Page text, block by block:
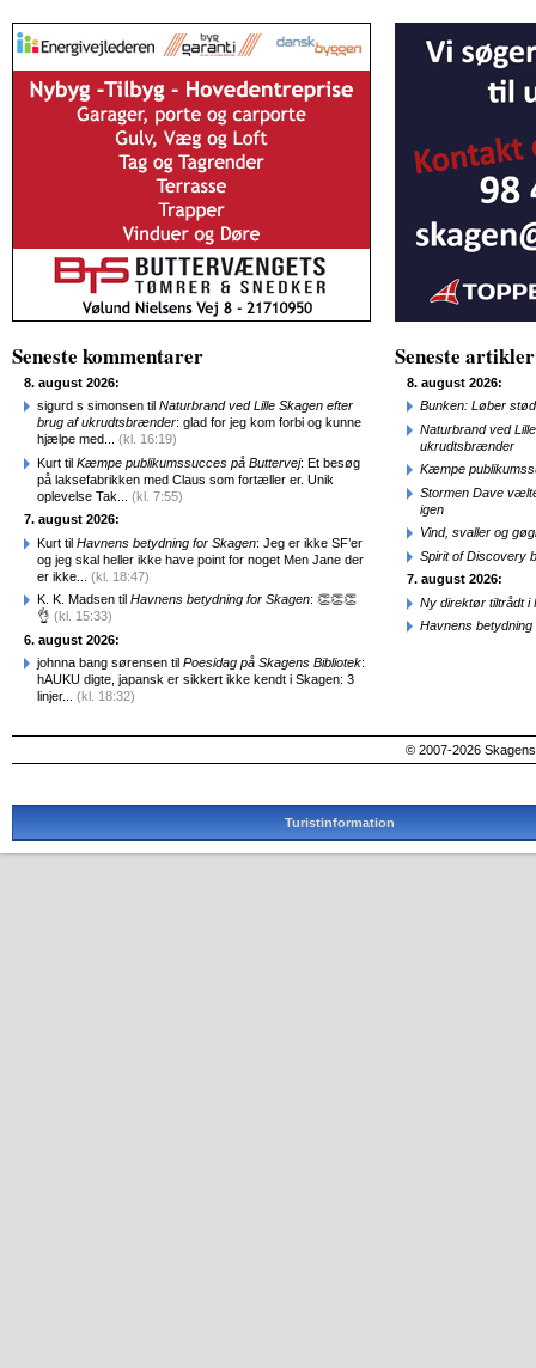
Seneste kommentarer
8. august 2026:
sigurd s simonsen til Naturbrand ved Lille Skagen efter
brug af ukrudtsbrænder: glad for jeg kom forbi og kunne
hjælpe med... (kl. 16:19)
Kurt til Kæmpe publikumssucces på Buttervej: Et besøg
på laksefabrikken med Claus som fortæller er. Unik
oplevelse Tak... (kl. 7:55)
7. august 2026:
Kurt til Havnens betydning for Skagen: Jeg er ikke SF’er
og jeg skal heller ikke have point for noget Men Jane der
er ikke... (kl. 18:47)
K. K. Madsen til Havnens betydning for Skagen: 👏👏👏
👌 (kl. 15:33)
6. august 2026:
johnna bang sørensen til Poesidag på Skagens Bibliotek:
hAUKU digte, japansk er sikkert ikke kendt i Skagen: 3
linjer... (kl. 18:32)
Seneste artikler
8. august 2026:
Bunken: Løber
Naturbrand ved
ukrudtsbrænder
Kæmpe
Stormen Dave
igen
Vind, svaller og
Spirit of Discovery
7. august 2026:
Ny direktør tiltrådt i
Havnens betydning
© 2007-2026
Turistinformation